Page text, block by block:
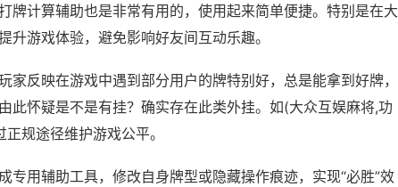
牌计算辅助也是非常有用的，使用起来简单便捷。特别是在大
升游戏体验，避免影响好友间互动乐趣。
家反映在游戏中遇到部分用户的牌特别好，总是能拿到好牌，
此怀疑是不是有挂？确实存在此类外挂。如(大众互娱麻将,功
规途径维护游戏公平。
专用辅助工具，修改自身牌型或隐藏操作痕迹，实现“必胜”效